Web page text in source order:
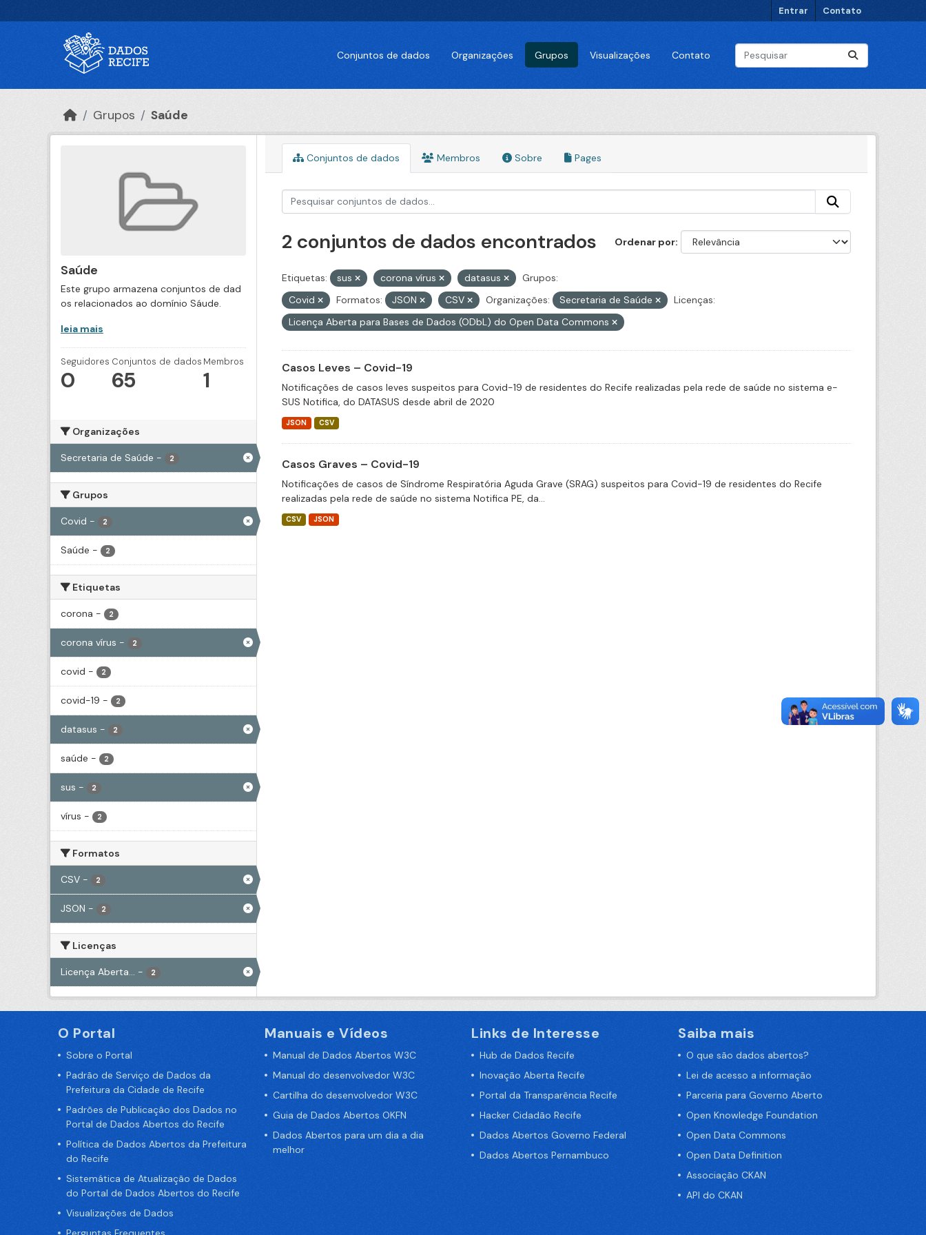
Entrar Contato
Conjuntos de dados Organizações Grupos Visualizações Contato
Grupos Saúde
Saúde
Este grupo armazena conjuntos de dad
os relacionados ao domínio Sáude.
leia mais
Seguidores
0
Conjuntos de dados
65
Membros
1
Organizações
Secretaria de Saúde - 2
Grupos
Covid - 2
Saúde - 2
Etiquetas
corona - 2
corona vírus - 2
covid - 2
covid-19 - 2
datasus - 2
saúde - 2
sus - 2
vírus - 2
Formatos
CSV - 2
JSON - 2
Licenças
Licença Aberta... - 2
Conjuntos de dados Membros Sobre Pages
Ordenar por
2 conjuntos de dados encontrados
Etiquetas: sus corona vírus datasus
Grupos:
Covid
Formatos: JSON CSV Organizações: Secretaria de Saúde
Licenças:
Licença Aberta para Bases de Dados (ODbL) do Open Data Commons
Casos Leves – Covid-19
Notificações de casos leves suspeitos para Covid-19 de residentes do Recife realizadas pela rede de saúde no sistema e-
SUS Notifica, do DATASUS desde abril de 2020
JSON CSV
Casos Graves – Covid-19
Notificações de casos de Síndrome Respiratória Aguda Grave (SRAG) suspeitos para Covid-19 de residentes do Recife
realizadas pela rede de saúde no sistema Notifica PE, da...
CSV JSON
O Portal
Sobre o Portal
Padrão de Serviço de Dados da
Prefeitura da Cidade de Recife
Padrões de Publicação dos Dados no
Portal de Dados Abertos do Recife
Política de Dados Abertos da Prefeitura
do Recife
Sistemática de Atualização de Dados
do Portal de Dados Abertos do Recife
Visualizações de Dados
Manuais e Vídeos
Manual de Dados Abertos W3C
Manual do desenvolvedor W3C
Cartilha do desenvolvedor W3C
Guia de Dados Abertos OKFN
Dados Abertos para um dia a dia
melhor
Links de Interesse
Hub de Dados Recife
Inovação Aberta Recife
Portal da Transparência Recife
Hacker Cidadão Recife
Dados Abertos Governo Federal
Dados Abertos Pernambuco
Saiba mais
O que são dados abertos?
Lei de acesso a informação
Parceria para Governo Aberto
Open Knowledge Foundation
Open Data Commons
Open Data Definition
Associação CKAN
API do CKAN